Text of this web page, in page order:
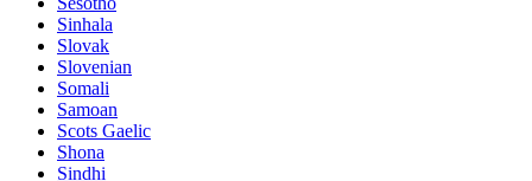
Sinhala
Slovak
Slovenian
Somali
Samoan
Scots Gaelic
Shona
Sindhi